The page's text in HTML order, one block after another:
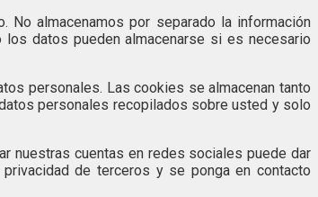
almacenamos por separado la información
datos pueden almacenarse si es necesario
personales. Las cookies se almacenan tanto
personales recopilados sobre usted y solo
nuestras cuentas en redes sociales puede dar
de terceros y se ponga en contacto